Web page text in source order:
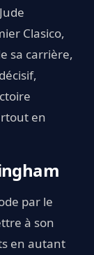
Clasico,
sa carrière,
en
par le
à son
en autant